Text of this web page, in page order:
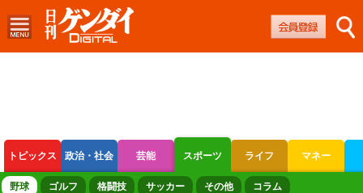
トピックス 政治・社会 芸能 スポーツ ライフ マネー
ボートレース 競輪 オートレース
野球 ゴルフ 格闘技 サッカー その他 コラム